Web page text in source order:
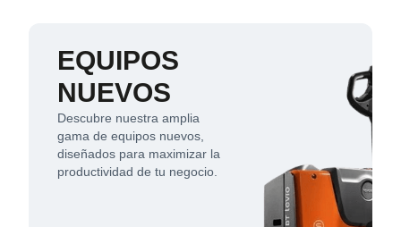
EQUIPOS
NUEVOS
Descubre nuestra amplia
gama de equipos nuevos,
diseñados para maximizar la
productividad de tu negocio.